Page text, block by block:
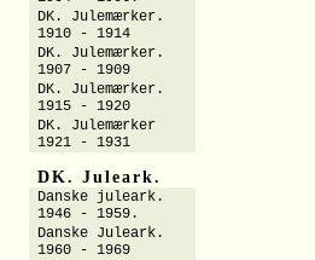
DK. Julemærker.
1910 - 1914
DK. Julemærker.
1907 - 1909
DK. Julemærker.
1915 - 1920
DK. Julemærker
1921 - 1931
DK. Juleark.
Danske juleark.
1946 - 1959.
Danske Juleark.
1960 - 1969